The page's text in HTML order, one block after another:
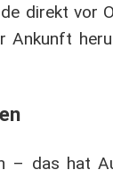
direkt vor
Ankunft
– das hat